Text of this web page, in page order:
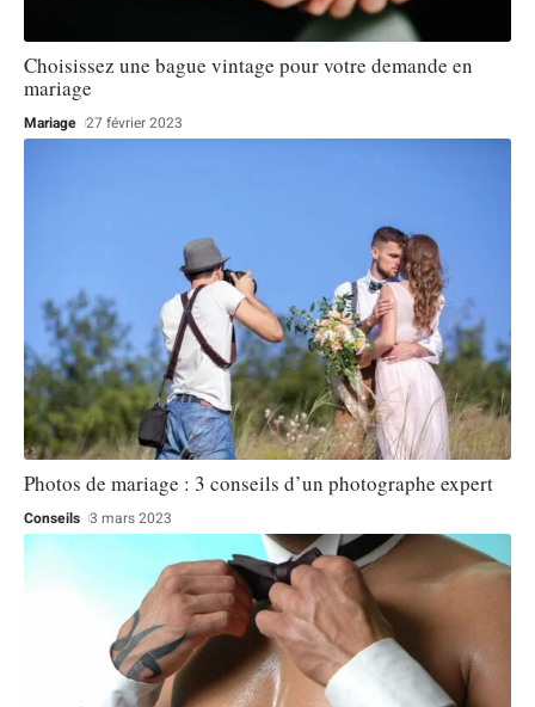
Choisissez une bague vintage pour votre demande en
mariage
Mariage 27 février 2023
Photos de mariage : 3 conseils d’un photographe expert
Conseils 3 mars 2023